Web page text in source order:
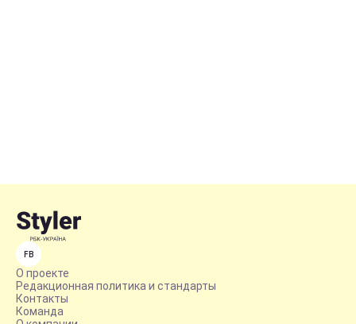
FB
О проекте
Редакционная политика и стандарты
Контакты
Команда